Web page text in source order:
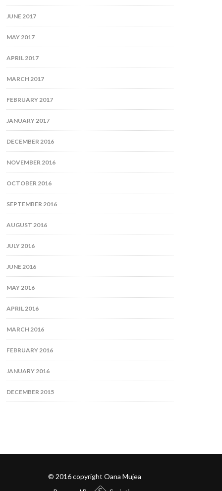
JUNE 2017
MAY 2017
APRIL 2017
MARCH 2017
FEBRUARY 2017
JANUARY 2017
DECEMBER 2016
NOVEMBER 2016
OCTOBER 2016
SEPTEMBER 2016
AUGUST 2016
JULY 2016
JUNE 2016
MAY 2016
APRIL 2016
MARCH 2016
FEBRUARY 2016
JANUARY 2016
DECEMBER 2015
© 2016 copyright Oana Mujea